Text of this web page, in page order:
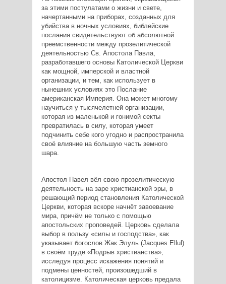
за этими постулатами о жизни и свете,
начертанными на приборах, созданных для
убийства в ночных условиях, библейские
послания свидетельствуют об абсолютной
преемственности между прозелитической
деятельностью Св. Апостола Павла,
разработавшего основы Католической Церкви
как мощной, имперской и властной
организации, и тем, как использует в
нынешних условиях это Послание
американская Империя. Она может многому
научиться у тысячелетней организации,
которая из маленькой и гонимой секты
превратилась в силу, которая умеет
подчинить себе кого угодно и распространила
своё влияние на большую часть земного
шара.
Апостол Павел вёл свою прозелитическую
деятельность на заре христианской эры, в
решающий период становления Католической
Церкви, которая вскоре начнёт завоевание
мира, причём не только с помощью
апостольских проповедей. Церковь сделала
выбор в пользу «силы и господства», как
указывает богослов Жак Элуль (Jacques Ellul)
в своём труде «Подрыв христианства»,
исследуя процесс искажения понятий и
подмены ценностей, произошедший в
католицизме. Католическая церковь предала